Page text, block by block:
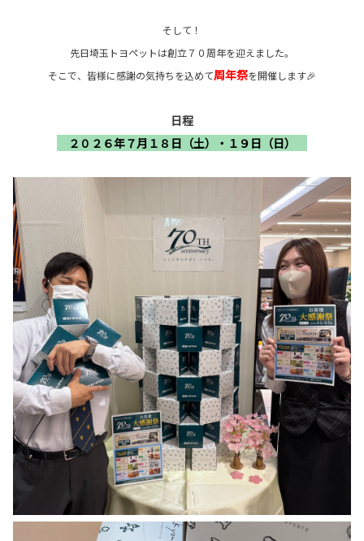
そして！
先日埼玉トヨペットは創立７０周年を迎えました。
そこで、皆様に感謝の気持ちを込めて周年祭を開催します🎉
日程
２０２６年７月１８日（土）・１９日（日）